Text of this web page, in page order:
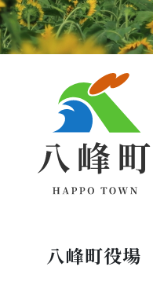
八峰町役場